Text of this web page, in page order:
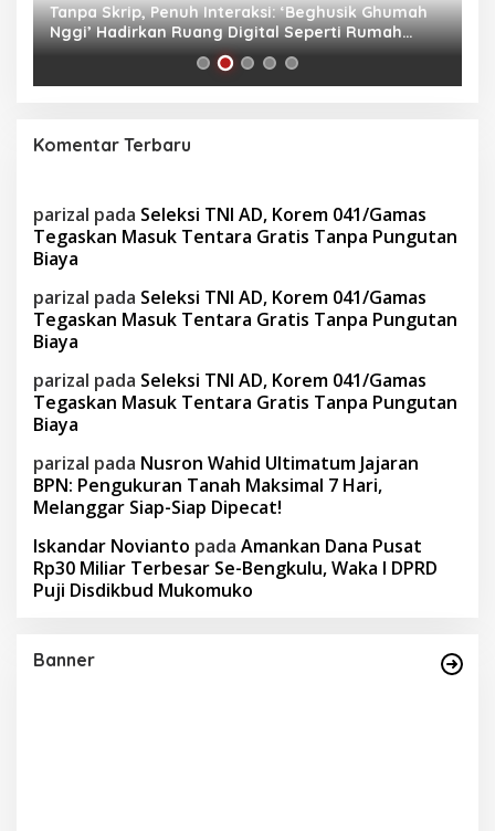
Tanpa Skrip, Penuh Interaksi: ‘Beghusik Ghumah
Nggi’ Hadirkan Ruang Digital Seperti Rumah
Sendiri
Komentar Terbaru
parizal pada Seleksi TNI AD, Korem 041/Gamas
Tegaskan Masuk Tentara Gratis Tanpa Pungutan
Biaya
parizal pada Seleksi TNI AD, Korem 041/Gamas
Tegaskan Masuk Tentara Gratis Tanpa Pungutan
Biaya
parizal pada Seleksi TNI AD, Korem 041/Gamas
Tegaskan Masuk Tentara Gratis Tanpa Pungutan
Biaya
parizal pada Nusron Wahid Ultimatum Jajaran
BPN: Pengukuran Tanah Maksimal 7 Hari,
Melanggar Siap-Siap Dipecat!
Iskandar Novianto pada Amankan Dana Pusat
Rp30 Miliar Terbesar Se-Bengkulu, Waka I DPRD
Puji Disdikbud Mukomuko
Banner